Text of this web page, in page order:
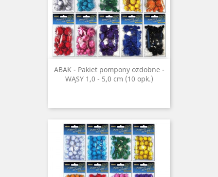
ABAK - Pakiet pompony ozdobne -
WĄSY 1,0 - 5,0 cm (10 opk.)